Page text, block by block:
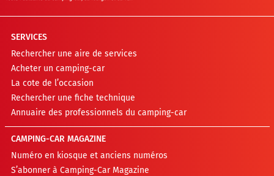
SERVICES
Rechercher une aire de services
Acheter un camping-car
La cote de l’occasion
Rechercher une fiche technique
Annuaire des professionnels du camping-car
CAMPING-CAR MAGAZINE
Numéro en kiosque et anciens numéros
S’abonner à Camping-Car Magazine